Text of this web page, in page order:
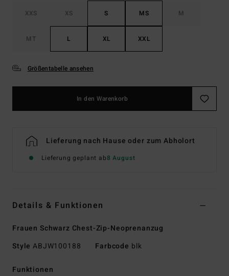
XXS XS S MS M
MT L XL XXL
Größentabelle ansehen
In den Warenkorb
Lieferung nach Hause oder zum Abholort
Lieferung geplant ab8 August
Details & Funktionen
Frauen Schwarz Chest-Zip-Neoprenanzug
Style ABJW100188 Farbcode blk
Funktionen